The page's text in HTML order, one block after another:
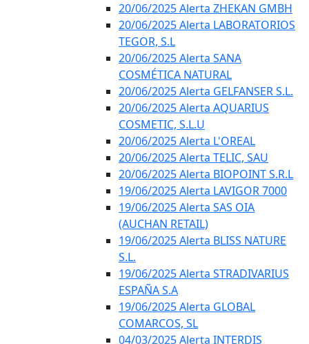
20/06/2025 Alerta ZHEKAN GMBH
20/06/2025 Alerta LABORATORIOS
TEGOR, S.L
20/06/2025 Alerta SANA
COSMÉTICA NATURAL
20/06/2025 Alerta GELFANSER S.L.
20/06/2025 Alerta AQUARIUS
COSMETIC, S.L.U
20/06/2025 Alerta L'OREAL
20/06/2025 Alerta TELIC, SAU
20/06/2025 Alerta BIOPOINT S.R.L
19/06/2025 Alerta LAVIGOR 7000
19/06/2025 Alerta SAS OIA
(AUCHAN RETAIL)
19/06/2025 Alerta BLISS NATURE
S.L.
19/06/2025 Alerta STRADIVARIUS
ESPAÑA S.A
19/06/2025 Alerta GLOBAL
COMARCOS, SL
04/03/2025 Alerta INTERDIS